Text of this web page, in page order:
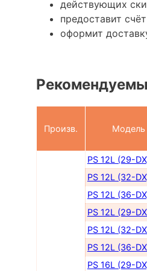
действующих
предоставит
оформит
Произв. Модель
PS 12L (29-
PS 12L (32-
PS 12L (36-
PS 12L (29-
PS 12L (32-
PS 12L (36-
PS 16L (29-